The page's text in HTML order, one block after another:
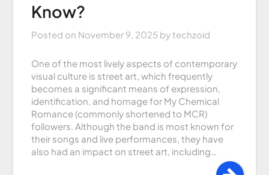
Know?
Posted on November 9, 2025 bytechzoid
One of the most lively aspects of contemporary
visual culture is street art, which frequently
becomes a significant means of expression,
identification, and homage for My Chemical
Romance (commonly shortened to MCR)
followers. Although the band is most known for
their songs and live performances, they have
also had an impact on street art, including…